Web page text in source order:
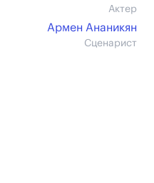
Актер
Армен Ананикян
Сценарист